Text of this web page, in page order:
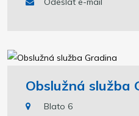
Obslužná služba
Blato 6